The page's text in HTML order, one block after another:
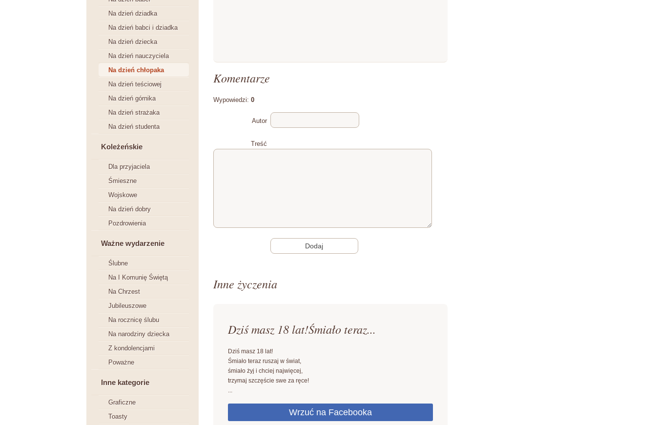
Na dzień dziadka
Na dzień babci i dziadka
Na dzień dziecka
Na dzień nauczyciela
Na dzień chłopaka
Na dzień teściowej
Na dzień górnika
Na dzień strażaka
Na dzień studenta
Koleżeńskie
Dla przyjaciela
Śmieszne
Wojskowe
Na dzień dobry
Pozdrowienia
Ważne wydarzenie
Ślubne
Na I Komunię Świętą
Na Chrzest
Jubileuszowe
Na rocznicę ślubu
Na narodziny dziecka
Z kondolencjami
Poważne
Inne kategorie
Graficzne
Toasty
Komentarze
Wypowiedzi: 0
Autor
Treść
Inne życzenia
Dziś masz 18 lat!Śmiało teraz...
Dziś masz 18 lat!
Śmiało teraz ruszaj w świat,
śmiało żyj i chciej najwięcej,
trzymaj szczęście swe za ręce!
...